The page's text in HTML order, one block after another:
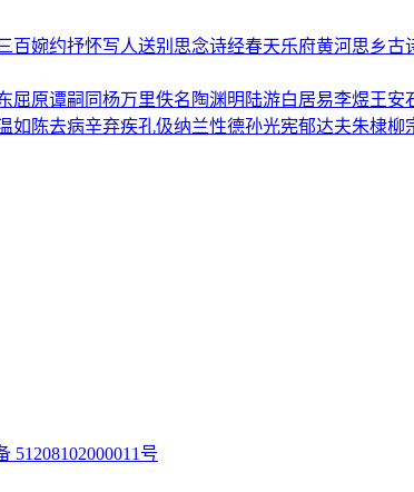
百婉约抒怀写人送别 思念诗经春天乐府黄河思乡古
屈原谭嗣同杨万里佚名 陶渊明 陆游白居易李煜王安
如 陈去病辛弃疾孔伋纳兰性德孙光宪郁达夫朱棣柳
51208102000011号